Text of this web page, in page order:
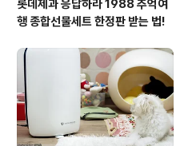
롯데제과 응답하라 1988 추억여
행 종합선물세트 한정판 받는 법!